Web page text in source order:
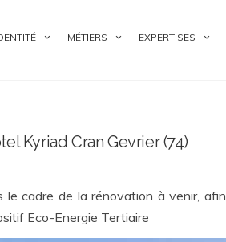
MÉTIERS EXPERTISES
Kyriad Cran Gevrier (74)
le cadre de la rénovation à venir,
Eco-Energie Tertiaire